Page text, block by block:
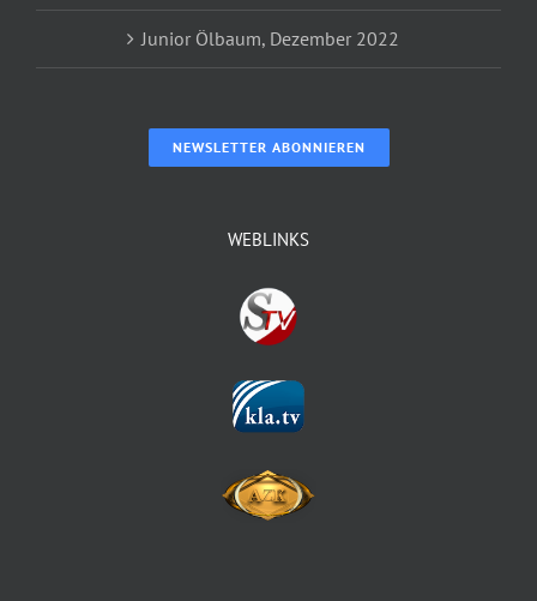
Junior Ölbaum, Dezember 2022
NEWSLETTER ABONNIEREN
WEBLINKS